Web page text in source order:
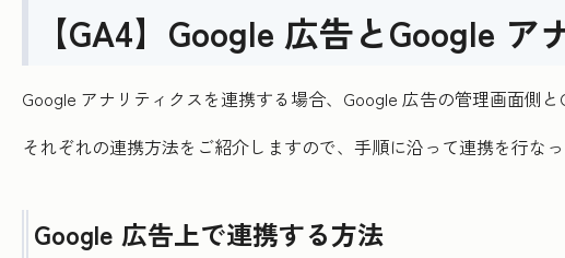
【GA4】Google 広告とGoogle
Google アナリティクスを連携する場合、Google 広告の管理画面側
それぞれの連携方法をご紹介しますので、手順に沿って連携を行なっ
Google 広告上で連携する方法